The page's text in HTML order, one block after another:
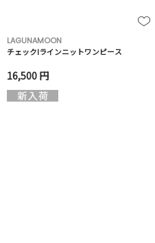
LAGUNAMOON
チェックIラインニットワンピース
16,500 円